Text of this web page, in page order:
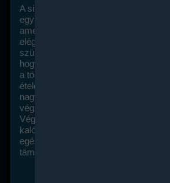
A sikeres fogyás titka valójában igen
egyszerű: égess több energiát, mint
amennyit beviszel. Természetesen
elég nagy fegyelemre és akaraterőre
szükség, de meglepődve fogod
hogy a kalóriaszámolás mennyire
a többi diétához képest. Itt nincsenek
ételek és a megengedett kalóriabevitelt
nagymértékben növelheted ha
végzel.
Végül, de nem utolsó sorban, a
kalóriaszámolás módszerét a legtöbb
egészségügyi szakorvos ajánlja és
támogatja.